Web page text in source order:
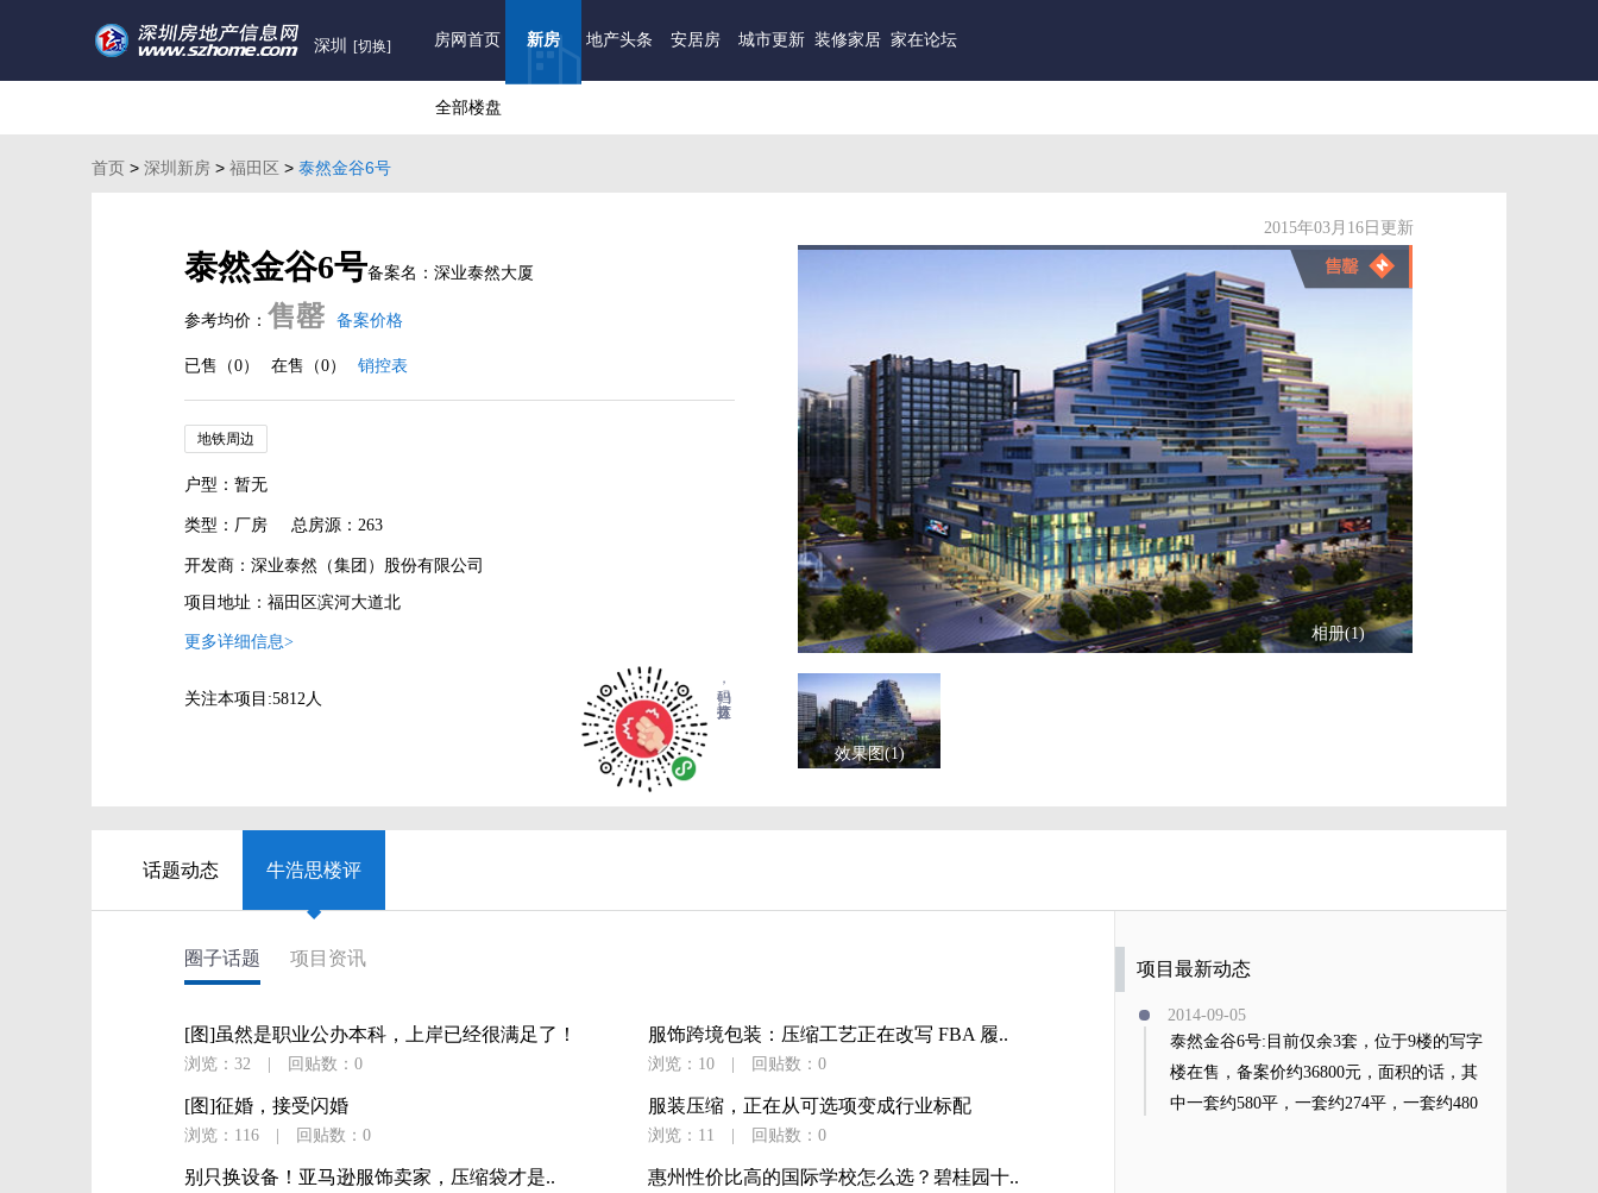
深圳 [切换] 房网首页 新房 地产头条 安居房 城市更新 装修家居 家在论坛
全部楼盘
首页 > 深圳新房 > 福田区 > 泰然金谷6号
2015年03月16日更新
泰然金谷6号备案名：深业泰然大厦
参考均价： 售罄 备案价格
已售（0） 在售（0） 销控表
地铁周边
户型：暂无
类型：厂房 总房源：263
开发商：深业泰然（集团）股份有限公司
项目地址：福田区滨河大道北
更多详细信息>
关注本项目:5812人
相册(1)
效果图(1)
扫码，直达拨打
话题动态
牛浩思楼评
◆
圈子话题 项目资讯
[图]虽然是职业公办本科，上岸已经很满足了！
浏览：32 回贴数：0
[图]征婚，接受闪婚
浏览：116 回贴数：0
别只换设备！亚马逊服饰卖家，压缩袋才是..
服饰跨境包装：压缩工艺正在改写 FBA 履..
浏览：10 回贴数：0
服装压缩，正在从可选项变成行业标配
浏览：11 回贴数：0
惠州性价比高的国际学校怎么选？碧桂园十..
项目最新动态
2014-09-05
泰然金谷6号:目前仅余3套，位于9楼的写字
楼在售，备案价约36800元，面积的话，其
中一套约580平，一套约274平，一套约480